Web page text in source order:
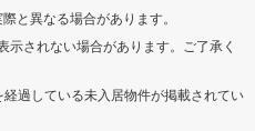
と異なる場合があります。
されない場合があります。ご了承く
経過している未入居物件が掲載されてい